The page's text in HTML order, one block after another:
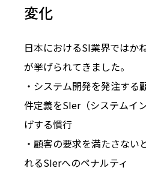
変化
日本におけるSI業界ではか
が挙げられてきました。
・システム開発を発注する
件定義をSIer（システムイ
げする慣行
・顧客の要求を満たさない
れるSIerへのペナルティ